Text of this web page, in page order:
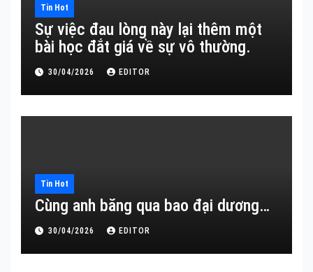
Tin Hot
Sự việc đau lòng này lại thêm một
bài học đắt giá về sự vô thường.
30/04/2026 EDITOR
Tin Hot
Cùng anh băng qua bao đại dương…
30/04/2026 EDITOR